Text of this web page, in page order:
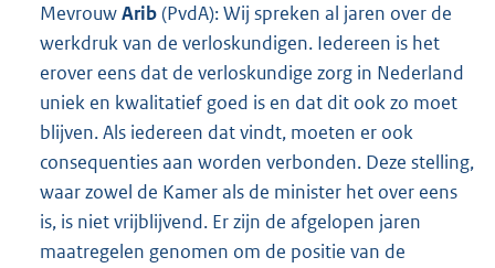
MevrouwArib(PvdA): Wij spreken al jaren over de
werkdruk van de verloskundigen. Iedereen is het
erover eens dat de verloskundige zorg in Nederland
uniek en kwalitatief goed is en dat dit ook zo moet
blijven. Als iedereen dat vindt, moeten er ook
consequenties aan worden verbonden. Deze stelling,
waar zowel de Kamer als de minister het over eens
is, is niet vrijblijvend. Er zijn de afgelopen jaren
maatregelen genomen om de positie van de